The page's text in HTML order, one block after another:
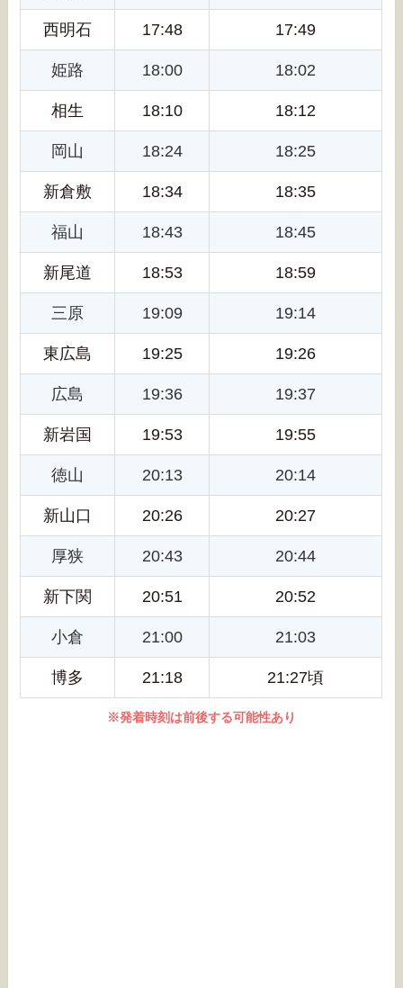
西明石 17:48 17:49
姫路 18:00 18:02
相生 18:10 18:12
岡山 18:24 18:25
新倉敷 18:34 18:35
福山 18:43 18:45
新尾道 18:53 18:59
三原 19:09 19:14
東広島 19:25 19:26
広島 19:36 19:37
新岩国 19:53 19:55
徳山 20:13 20:14
新山口 20:26 20:27
厚狭 20:43 20:44
新下関 20:51 20:52
小倉 21:00 21:03
博多 21:18 21:27頃
※発着時刻は前後する可能性あり